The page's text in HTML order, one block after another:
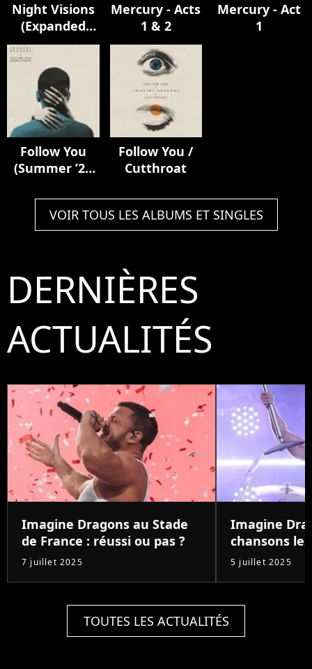
Night Visions
(Expanded
Edition / Super
Deluxe)
Mercury - Acts
1 & 2
Mercury - Act
1
Follow You
(Summer ’21
Follow You /
Cutthroat
VOIR TOUS LES ALBUMS ET SINGLES
DERNIÈRES
ACTUALITÉS
Imagine Dragons au Stade
de France : réussi ou pas ?
7 juillet 2025
Imagine
chansons
5 juillet 2025
TOUTES LES ACTUALITÉS